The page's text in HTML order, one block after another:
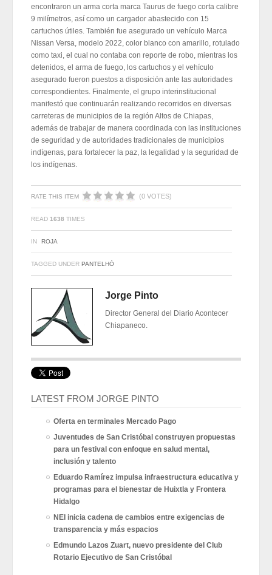
encontraron un arma corta marca Taurus de fuego corta calibre
9 milímetros, así como un cargador abastecido con 15
cartuchos útiles. También fue asegurado un vehículo Marca
Nissan Versa, modelo 2022, color blanco con amarillo, rotulado
como taxi, el cual no contaba con reporte de robo, mientras los
detenidos, el arma de fuego, los cartuchos y el vehículo
asegurado fueron puestos a disposición ante las autoridades
correspondientes. Finalmente, el grupo interinstitucional
manifestó que continuarán realizando recorridos en diversas
carreteras de municipios de la región Altos de Chiapas,
además de trabajar de manera coordinada con las instituciones
de seguridad y de autoridades tradicionales de municipios
indígenas, para fortalecer la paz, la legalidad y la seguridad de
los indígenas.
RATE THIS ITEM (0 VOTES)
READ 1638 TIMES
IN ROJA
TAGGED UNDER PANTELHÓ
Jorge Pinto
Director General del Diario Acontecer
Chiapaneco.
LATEST FROM JORGE PINTO
Oferta en terminales Mercado Pago
Juventudes de San Cristóbal construyen propuestas
para un festival con enfoque en salud mental,
inclusión y talento
Eduardo Ramírez impulsa infraestructura educativa y
programas para el bienestar de Huixtla y Frontera
Hidalgo
NEI inicia cadena de cambios entre exigencias de
transparencia y más espacios
Edmundo Lazos Zuart, nuevo presidente del Club
Rotario Ejecutivo de San Cristóbal